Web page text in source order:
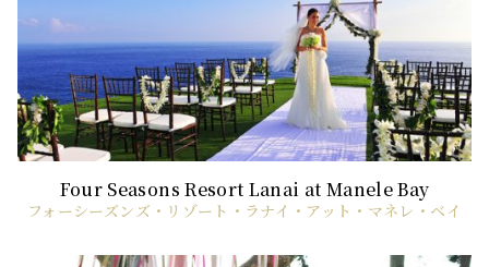
フォーシーズンズ・リゾート・ラナイ・アット・マネレ・ベイ